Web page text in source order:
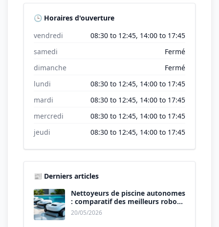
🕒 Horaires d'ouverture
vendredi
08:30 to 12:45, 14:00 to 17:45
samedi
Fermé
dimanche
Fermé
lundi
08:30 to 12:45, 14:00 to 17:45
mardi
08:30 to 12:45, 14:00 to 17:45
mercredi
08:30 to 12:45, 14:00 to 17:45
jeudi
08:30 to 12:45, 14:00 to 17:45
📰 Derniers articles
Nettoyeurs de piscine autonomes
: comparatif des meilleurs robots
de 2026.
20/05/2026